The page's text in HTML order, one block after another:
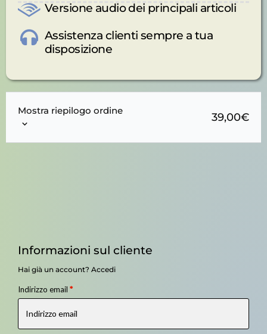
Versione audio dei principali articoli
Assistenza clienti sempre a tua
disposizione
Mostra riepilogo ordine 39,00€
Informazioni sul cliente
Hai già un account? Accedi
Indirizzo email *